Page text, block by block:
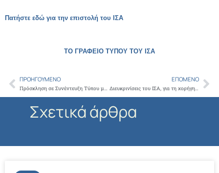
Πατήστε εδώ για την επιστολή του ΙΣΑ
ΤΟ ΓΡΑΦΕΙΟ ΤΥΠΟΥ ΤΟΥ ΙΣΑ
Prev
ΠΡΟΗΓΟΎΜΕΝΟ
Πρόσκληση σε Συνέντευξη Τύπου με θέμα τα Αντιβιοτικά και την Μικροβιακή Αντοχή
ΕΠΌΜΕΝΟ
Διευκρινίσεις του ΙΣΑ, για τη χορήγηση αιγίδας, στο συνέδριο «Εξελίξεις στην Ομοιοπαθητική Εκπαίδευση»
Σχετικά άρθρα